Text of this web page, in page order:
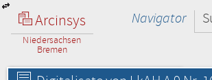
Arcinsys
Niedersachsen
Bremen
Navigator